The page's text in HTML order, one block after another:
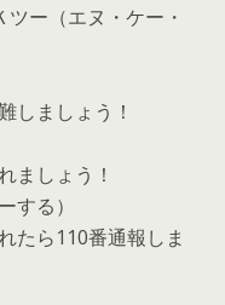
ー（エヌ・ケー・
しましょう！
ましょう！
する）
たら110番通報しま